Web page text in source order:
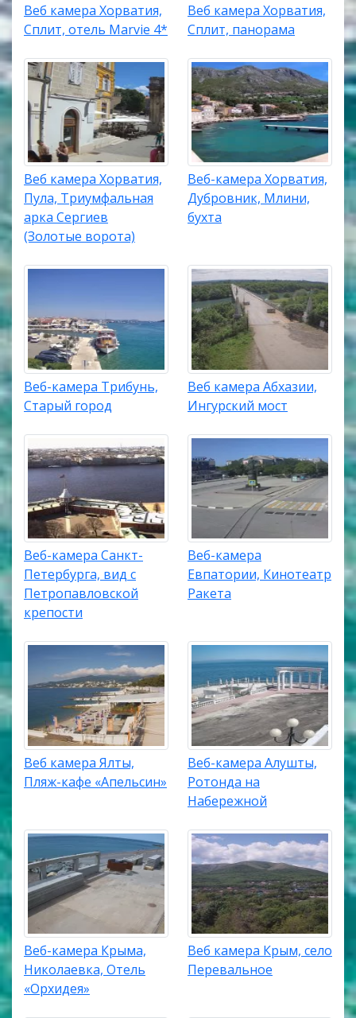
Веб камера Хорватия,
Сплит, отель Marvie 4*
Веб камера Хорватия,
Сплит, панорама
Веб камера Хорватия,
Пула, Триумфальная
арка Сергиев
(Золотые ворота)
Веб-камера Хорватия,
Дубровник, Млини,
бухта
Веб-камера Трибунь,
Старый город
Веб камера Абхазии,
Ингурский мост
Веб-камера Санкт-
Петербурга, вид с
Петропавловской
крепости
Веб-камера
Евпатории, Кинотеатр
Ракета
Веб камера Ялты,
Пляж-кафе «Апельсин»
Веб-камера Алушты,
Ротонда на
Набережной
Веб-камера Крыма,
Николаевка, Отель
«Орхидея»
Веб камера Крым, село
Перевальное